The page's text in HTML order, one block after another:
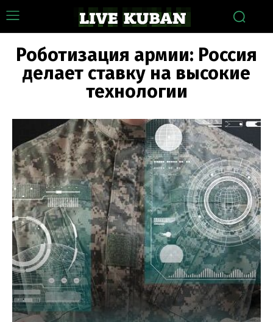
Роботизация армии: Россия
делает ставку на высокие
технологии